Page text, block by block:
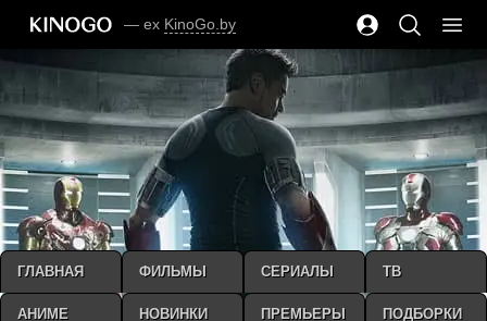
— ex KinoGo.by
ГЛАВНАЯ ФИЛЬМЫ СЕРИАЛЫ ТВ
АНИМЕ НОВИНКИ ПРЕМЬЕРЫ ПОДБОРКИ